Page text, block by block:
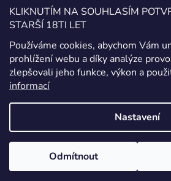
KLIKNUTÍM NA SOUHLASÍM
STARŠÍ 18TI LET
Používáme cookies, abychom Vám
prohlížení webu a díky analýze
zlepšovali jeho funkce, výkon a
informací
Nastavení
Odmítnout
E-mail
Vložením e-mailu souhlasíte s
osobních údajů
PŘIHLÁSIT SE
Vytvořil
Copyright 2026
vyhrazena.